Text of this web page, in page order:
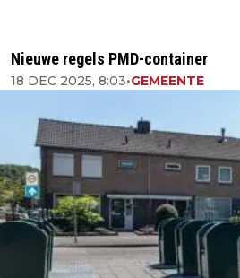
Nieuwe regels PMD-container
18 DEC 2025, 8:03•GEMEENTE